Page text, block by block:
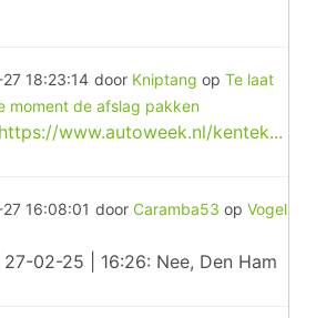
18:23:14 door Kniptang op Te laat
moment de afslag pakken
https://www.autoweek.nl/kentek...
16:08:01 door Caramba53 op Vogel
02-25 | 16:26: Nee, Den Ham